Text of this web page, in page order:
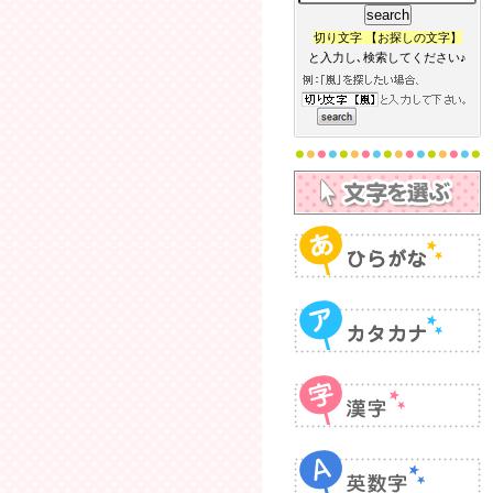
切り文字 【お探しの文字】
と入力し､検索してください♪